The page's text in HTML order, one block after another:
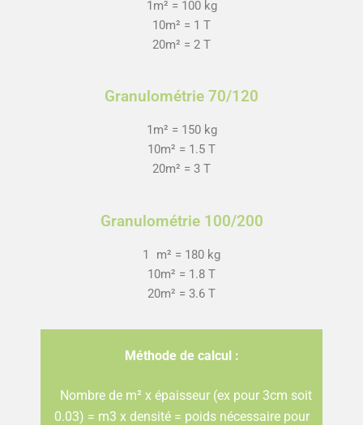
1m² = 100 kg
10m² = 1 T
20m² = 2 T
Granulométrie 70/120
1m² = 150 kg
10m² = 1.5 T
20m² = 3 T
Granulométrie 100/200
1 m² = 180 kg
10m² = 1.8 T
20m² = 3.6 T
Méthode de calcul :
Nombre de m² x épaisseur (ex pour 3cm soit
0.03) = m3 x densité = poids nécessaire pour